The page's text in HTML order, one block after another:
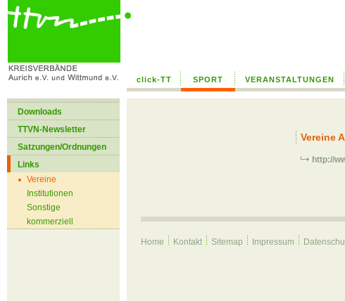
click-TT SPORT VERANSTALTUNGEN
Downloads
TTVN-Newsletter
Satzungen/Ordnungen
Links
Vereine
Institutionen
Sonstige
kommerziell
--> /home/hk29zdvdi8up/public_html/global/templates/text_ohne_bild.php
Vereine
http://
Home Kontakt Sitemap Impressum